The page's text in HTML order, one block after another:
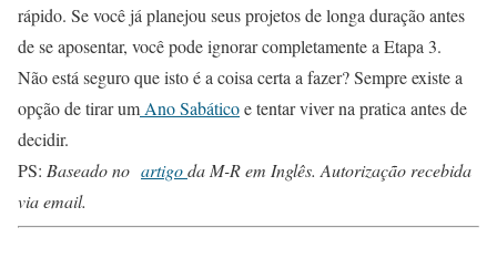
rápido. Se você já planejou seus projetos de longa duração antes
de se aposentar, você pode ignorar completamente a Etapa 3.
Não está seguro que isto é a coisa certa a fazer? Sempre existe a
opção de tirar um Ano Sabáticoe tentar viver na pratica antes de
decidir.
PS: Baseado no artigoda M-R em Inglês. Autorização recebida
via email.